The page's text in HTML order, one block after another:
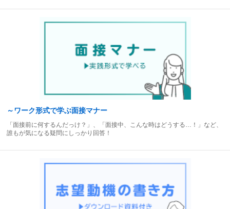
～ワーク形式で学ぶ面接マナー
「面接前に何するんだっけ？」、「面接中、こんな時はどうする…！」など、
誰もが気になる疑問にしっかり回答！